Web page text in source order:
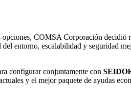
opciones, COMSA Corporación decidió
entorno, escalabilidad y seguridad
configurar conjuntamente con
y el mejor paquete de ayudas